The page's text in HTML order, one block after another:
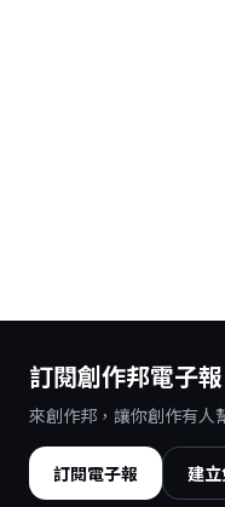
訂閱創作邦電子報
來創作邦，讓你創作有人
訂閱電子報 建